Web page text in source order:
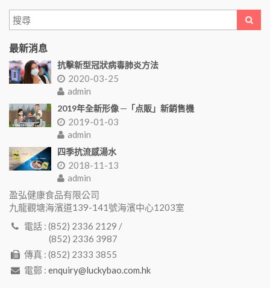
最新消息
抗擊新型冠狀病毒肺炎方法
2020-03-25
admin
2019年全新形像 ─「点販」新銷售機
2019-01-03
admin
四季抗流感湯水
2018-11-13
admin
盈弘健康食品有限公司
九龍觀塘海濱道139-141號海濱中心1203室
電話 : (852) 2336 2129 /
(852) 2336 3987
傳真 : (852) 2333 3855
電郵 : enquiry@luckybao.com.hk